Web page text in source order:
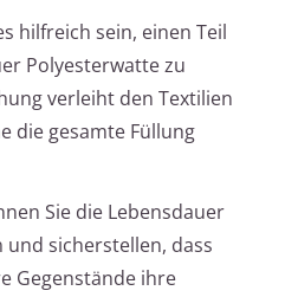
hilfreich sein, einen Teil
Polyesterwatte zu
verleiht den Textilien
die gesamte Füllung
Sie die Lebensdauer
sicherstellen, dass
Gegenstände ihre